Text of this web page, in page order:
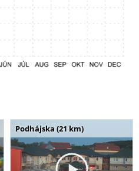
Podhájska (21 km)